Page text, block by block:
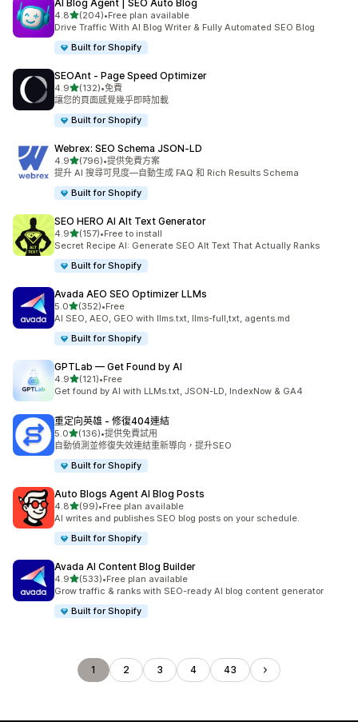
AI Blog Agent | SEO Auto Blog
4.8滿分 5 顆星
(204)
共有 204 則評價
•Free plan available
Drive Traffic With AI Blog Writer & Fully Automated SEO Blog
Built for Shopify
SEOAnt ‑ Page Speed Optimizer
4.9滿分 5 顆星
(132)
共有 132 則評價
•免費
讓您的頁面感覺幾乎即時加載
Built for Shopify
Webrex: SEO Schema JSON‑LD
4.9滿分 5 顆星
(796)
共有 796 則評價
•提供免費方案
提升 AI 搜尋可見度—自動生成 FAQ 和 Rich Results Schema
Built for Shopify
SEO HERO AI Alt Text Generator
4.9滿分 5 顆星
(157)
共有 157 則評價
•Free to install
Secret Recipe AI: Generate SEO Alt Text That Actually Ranks
Built for Shopify
Avada AEO SEO Optimizer LLMs
5.0滿分 5 顆星
(352)
共有 352 則評價
•Free
AI SEO, AEO, GEO with llms.txt, llms-full,txt, agents.md
Built for Shopify
GPTLab — Get Found by AI
4.9滿分 5 顆星
(121)
共有 121 則評價
•Free
Get found by AI with LLMs.txt, JSON-LD, IndexNow & GA4
重定向英雄 ‑ 修復404連結
5.0滿分 5 顆星
(136)
共有 136 則評價
•提供免費試用
自動偵測並修復失效連結重新導向，提升SEO
Built for Shopify
Auto Blogs Agent AI Blog Posts
4.8滿分 5 顆星
(99)
共有 99 則評價
•Free plan available
AI writes and publishes SEO blog posts on your schedule.
Built for Shopify
Avada AI Content Blog Builder
4.9滿分 5 顆星
(533)
共有 533 則評價
•Free plan available
Grow traffic & ranks with SEO-ready AI blog content generator
Built for Shopify
1 2 3 4 43